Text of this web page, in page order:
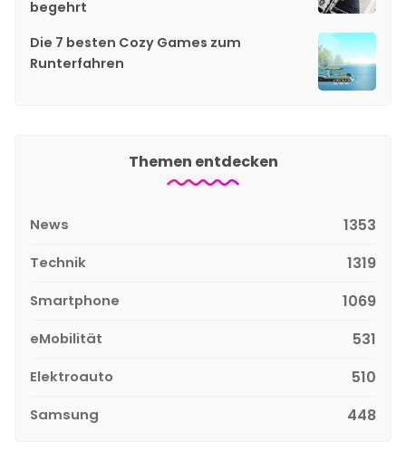
begehrt
Die 7 besten Cozy Games zum
Runterfahren
Themen entdecken
News 1353
Technik 1319
Smartphone 1069
eMobilität 531
Elektroauto 510
Samsung 448